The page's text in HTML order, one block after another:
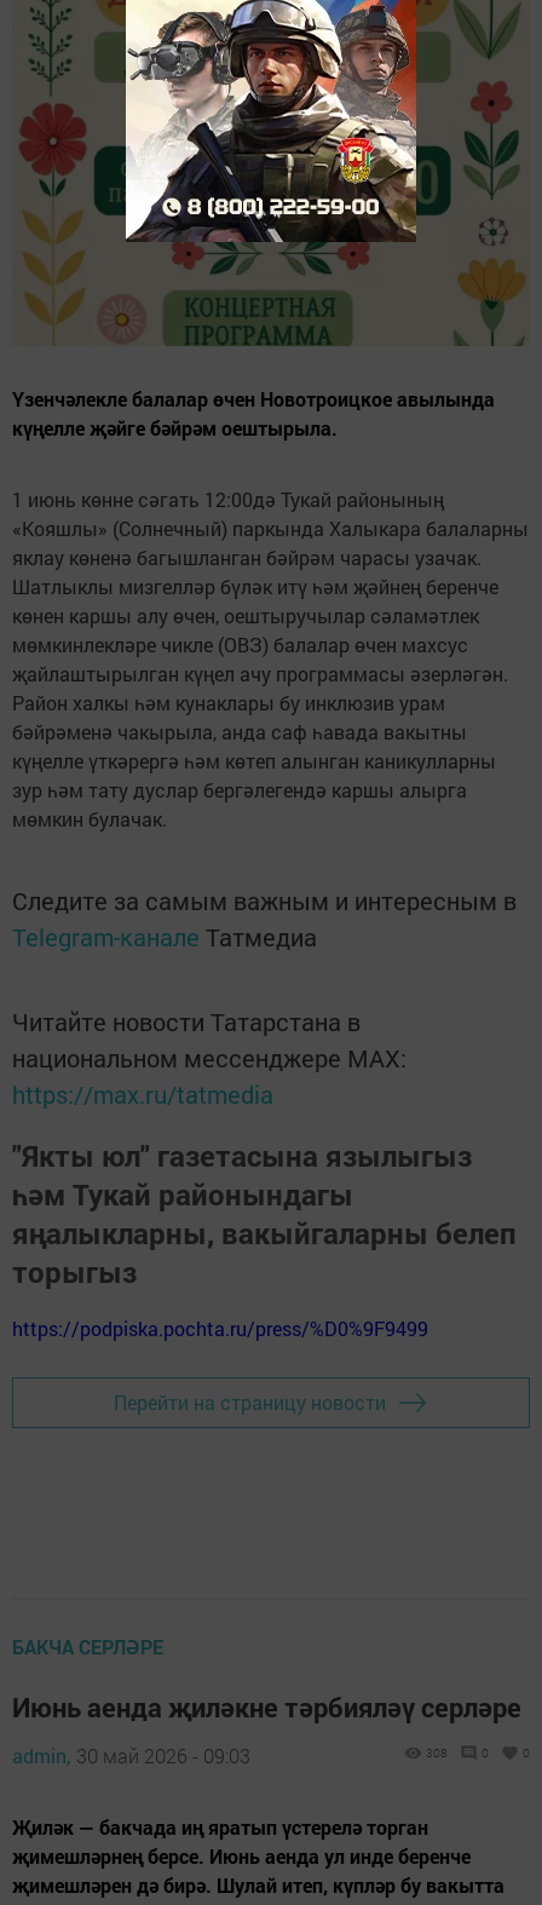
Үзенчәлекле балалар өчен Новотроицкое авылында
күңелле җәйге бәйрәм оештырыла.
1 июнь көнне сәгать 12:00дә Тукай районының
«Кояшлы» (Солнечный) паркында Халыкара балаларны
яклау көненә багышланган бәйрәм чарасы узачак.
Шатлыклы мизгелләр бүләк итү һәм җәйнең беренче
көнен каршы алу өчен, оештыручылар сәламәтлек
мөмкинлекләре чикле (ОВЗ) балалар өчен махсус
җайлаштырылган күңел ачу программасы әзерләгән.
Район халкы һәм кунаклары бу инклюзив урам
бәйрәменә чакырыла, анда саф һавада вакытны
күңелле үткәрергә һәм көтеп алынган каникулларны
зур һәм тату дуслар бергәлегендә каршы алырга
мөмкин булачак.
Следите за самым важным и интересным в
Telegram-канале Татмедиа
Читайте новости Татарстана в
национальном мессенджере MАХ:
https://max.ru/tatmedia
"Якты юл" газетасына язылыгыз
һәм Тукай районындагы
яңалыкларны, вакыйгаларны белеп
торыгыз
https://podpiska.pochta.ru/press/%D0%9F9499
Перейти на страницу новости
БАКЧА СЕРЛӘРЕ
Июнь аенда җиләкне тәрбияләү серләре
admin, 30 май 2026 - 09:03 308 0 0
Җиләк — бакчада иң яратып үстерелә торган
җимешләрнең берсе. Июнь аенда ул инде беренче
җимешләрен дә бирә. Шулай итеп, күпләр бу вакытта